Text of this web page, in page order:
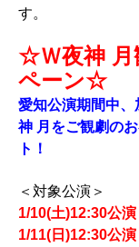
す。
☆Ｗ夜神
ペーン☆
愛知公演期間中
神 月をご観劇の
ト！
＜対象公演＞
1/10(土)12:30公演
1/11(日)12:30公演